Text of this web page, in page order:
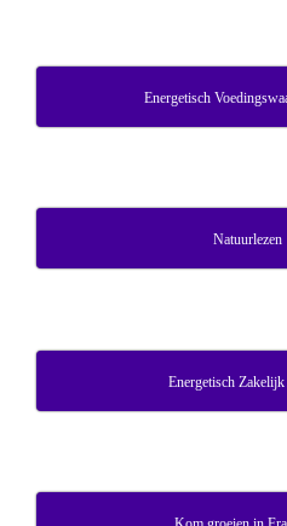
Energetisch
Natuurlezen
Energetisch